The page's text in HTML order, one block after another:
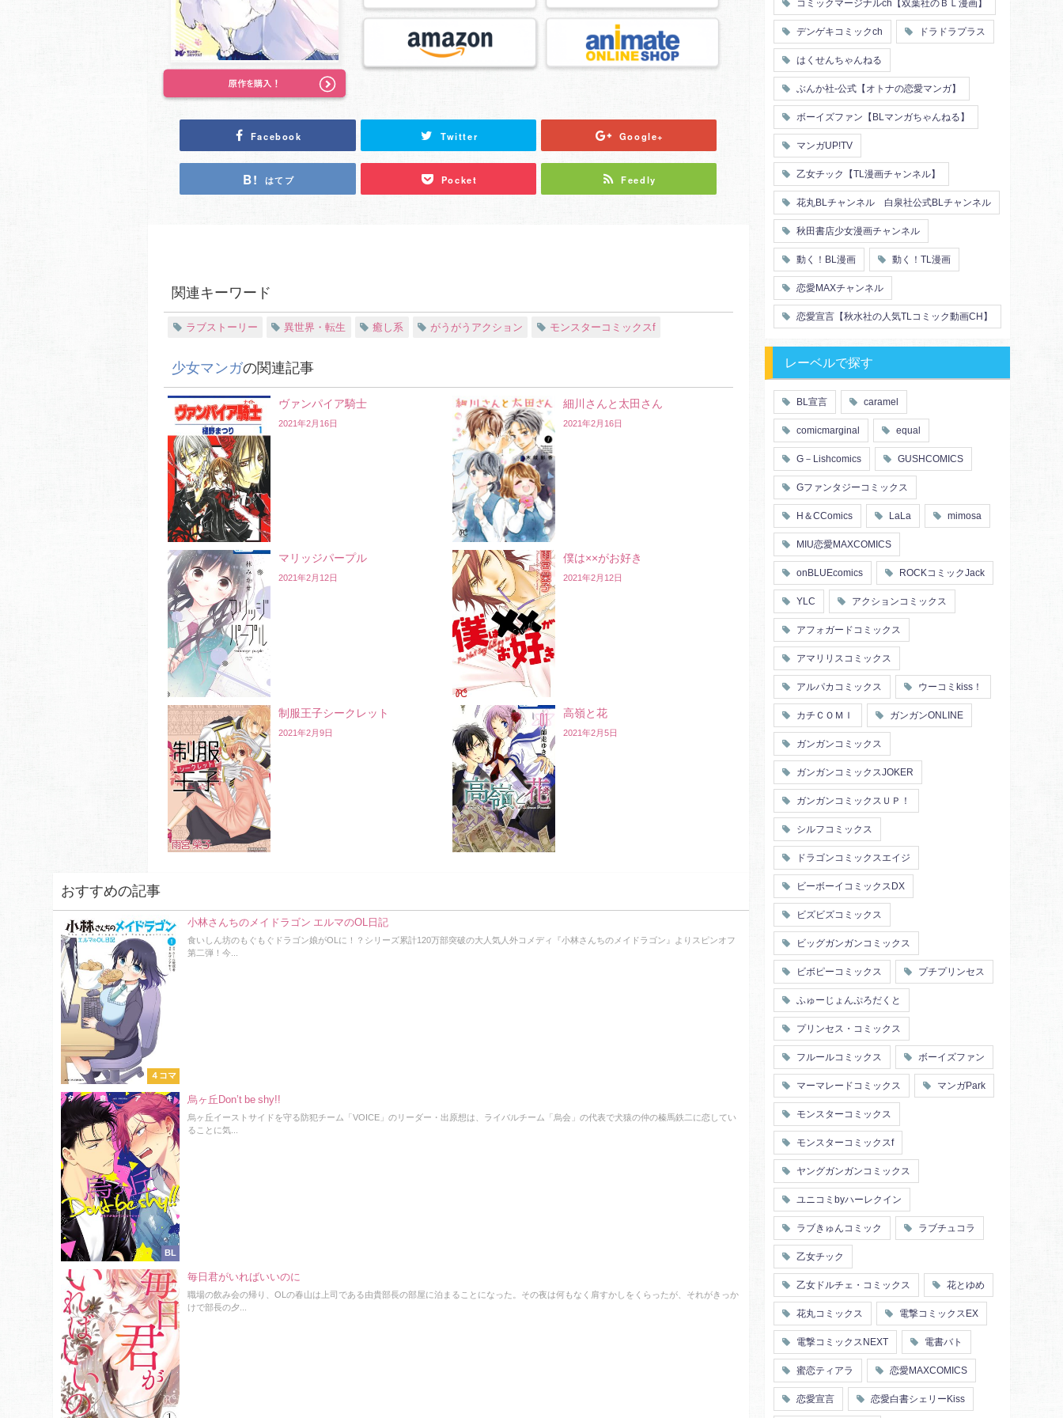
Facebook Twitter Google+
はてブ Pocket Feedly
関連キーワード
ラブストーリー 異世界・転生 癒し系 がうがうアクション モンスターコミックスf
少女マンガの関連記事
ヴァンパイア騎士
2021年2月16日
細川さんと太田さん
2021年2月16日
マリッジパープル
2021年2月12日
僕は××がお好き
2021年2月12日
制服王子シークレット
2021年2月9日
高嶺と花
2021年2月5日
おすすめの記事
４コマ
小林さんちのメイドラゴン エルマのOL日記
食いしん坊のもぐもぐドラゴン娘がOLに！？シリーズ累計120万部突破の大人気人外コメディ『小林さんちのメイドラゴン』よりスピンオフ
第二弾！今...
BL
烏ヶ丘Don’t be shy!!
烏ヶ丘イーストサイドを守る防犯チーム「VOICE」のリーダー・出原想は、ライバルチーム「烏会」の代表で犬猿の仲の榛馬鉄二に恋してい
ることに気...
毎日君がいればいいのに
職場の飲み会の帰り、OLの春山は上司である由貴部長の部屋に泊まることになった。その夜は何もなく肩すかしをくらったが、それがきっか
けで部長の夕...
コミックマージナルch【双葉社のＢＬ漫画】
デンゲキコミックch ドラドラプラス
はくせんちゃんねる
ぶんか社-公式【オトナの恋愛マンガ】
ボーイズファン【BLマンガちゃんねる】
マンガUP!TV
乙女チック【TL漫画チャンネル】
花丸BLチャンネル 白泉社公式BLチャンネル
秋田書店少女漫画チャンネル
動く！BL漫画 動く！TL漫画
恋愛MAXチャンネル
恋愛宣言【秋水社の人気TLコミック動画CH】
レーベルで探す
BL宣言 caramel
comicmarginal equal
G－Lishcomics GUSHCOMICS
Gファンタジーコミックス
H＆CComics LaLa mimosa
MIU恋愛MAXCOMICS
onBLUEcomics ROCKコミックJack
YLC アクションコミックス
アフォガードコミックス
アマリリスコミックス
アルパカコミックス ウーコミkiss！
カチＣＯＭＩ ガンガンONLINE
ガンガンコミックス
ガンガンコミックスJOKER
ガンガンコミックスＵＰ！
シルフコミックス
ドラゴンコミックスエイジ
ビーボーイコミックスDX
ビズビズコミックス
ビッグガンガンコミックス
ビボピーコミックス プチプリンセス
ふゅーじょんぷろだくと
プリンセス・コミックス
フルールコミックス ボーイズファン
マーマレードコミックス マンガPark
モンスターコミックス
モンスターコミックスf
ヤングガンガンコミックス
ユニコミbyハーレクイン
ラブきゅんコミック ラブチュコラ
乙女チック
乙女ドルチェ・コミックス 花とゆめ
花丸コミックス 電撃コミックスEX
電撃コミックスNEXT 電書バト
蜜恋ティアラ 恋愛MAXCOMICS
恋愛宣言 恋愛白書シェリーKiss